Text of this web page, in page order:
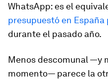
WhatsApp: es el
presupuestó en
durante el pasado año.
Menos descomunal —y
momento— parece la